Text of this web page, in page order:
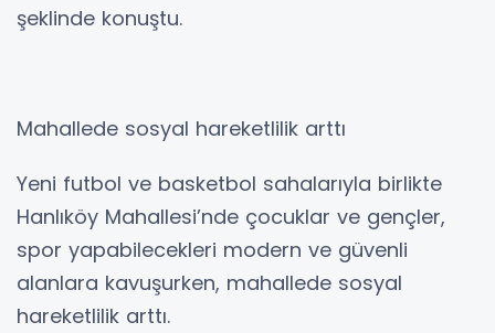
şeklinde konuştu.
Mahallede sosyal hareketlilik arttı
Yeni futbol ve basketbol sahalarıyla birlikte
Hanlıköy Mahallesi’nde çocuklar ve gençler,
spor yapabilecekleri modern ve güvenli
alanlara kavuşurken, mahallede sosyal
hareketlilik arttı.